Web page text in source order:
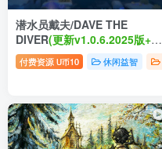
潜水员戴夫/DAVE THE
DIVER(更新v1.0.6.2025版+全
DLC+丛林DLC)
付费资源 U币10 休闲益智